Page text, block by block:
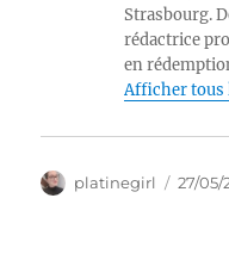
Strasbourg.
rédactrice
en
Afficher tous
Auteur
platinegirl
Publié
27/05/